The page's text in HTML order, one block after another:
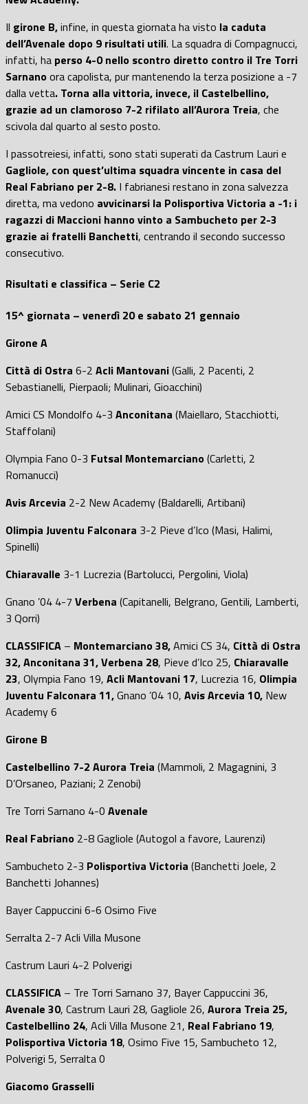
Il girone B,infine, in questa giornata ha visto la caduta
dell’Avenale dopo 9 risultati utili. La squadra di Compagnucci,
infatti, ha perso 4-0 nello scontro diretto contro il Tre Torri
Sarnanoora capolista, pur mantenendo la terza posizione a -7
dalla vetta. Torna alla vittoria, invece, il Castelbellino,
grazie ad un clamoroso 7-2 rifilato all’Aurora Treia, che
scivola dal quarto al sesto posto.
I passotreiesi, infatti, sono stati superati da Castrum Lauri e
Gagliole, con quest’ultima squadra vincente in casa del
Real Fabriano per 2-8. I fabrianesi restano in zona salvezza
diretta, ma vedono avvicinarsi la Polisportiva Victoria a -1: i
ragazzi di Maccioni hanno vinto a Sambucheto per 2-3
grazie ai fratelli Banchetti, centrando il secondo successo
consecutivo.
Risultati e classifica – Serie C2
15^ giornata – venerdì 20 e sabato 21 gennaio
Girone A
Città di Ostra 6-2 Acli Mantovani(Galli, 2 Pacenti, 2
Sebastianelli, Pierpaoli; Mulinari, Gioacchini)
Amici CS Mondolfo 4-3 Anconitana (Maiellaro, Stacchiotti,
Staffolani)
Olympia Fano 0-3 Futsal Montemarciano(Carletti, 2
Romanucci)
Avis Arcevia 2-2 New Academy (Baldarelli, Artibani)
Olimpia Juventu Falconara 3-2 Pieve d’Ico (Masi, Halimi,
Spinelli)
Chiaravalle 3-1 Lucrezia (Bartolucci, Pergolini, Viola)
Gnano ’04 4-7 Verbena (Capitanelli, Belgrano, Gentili, Lamberti,
3 Qorri)
CLASSIFICA – Montemarciano 38,Amici CS 34, Città di Ostra
32, Anconitana 31, Verbena 28, Pieve d’Ico 25, Chiaravalle
23, Olympia Fano 19, Acli Mantovani 17, Lucrezia 16, Olimpia
Juventu Falconara 11,Gnano ’04 10, Avis Arcevia 10, New
Academy 6
Girone B
Castelbellino 7-2 Aurora Treia (Mammoli, 2 Magagnini, 3
D’Orsaneo, Paziani; 2 Zenobi)
Tre Torri Sarnano 4-0 Avenale
Real Fabriano 2-8 Gagliole (Autogol a favore, Laurenzi)
Sambucheto 2-3 Polisportiva Victoria (Banchetti Joele, 2
Banchetti Johannes)
Bayer Cappuccini 6-6 Osimo Five
Serralta 2-7 Acli Villa Musone
Castrum Lauri 4-2 Polverigi
CLASSIFICA – Tre Torri Sarnano 37, Bayer Cappuccini 36,
Avenale 30, Castrum Lauri 28, Gagliole 26, Aurora Treia 25,
Castelbellino 24, Acli Villa Musone 21, Real Fabriano 19,
Polisportiva Victoria 18, Osimo Five 15, Sambucheto 12,
Polverigi 5, Serralta 0
Giacomo Grasselli